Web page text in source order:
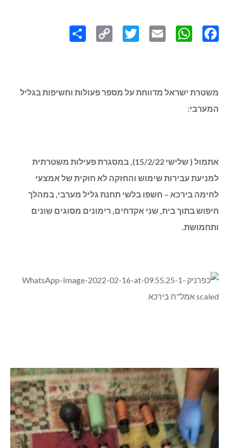
Link
משטרת ישראל מדווחת על מספר פעולות וחשיפות בגליל
המערבי:
אתמול ( שלישי 15/2/22), במסגרת פעילות משטרתית
למניעת עבירות שימוש והחזקה לא חוקית של אמצעי
לחימה בירכא – חשפו בלשי תחנת גליל מערבי, במהלך
חיפוש בתוך בית, שני אקדחים, רימונים מסוגים שונים
ותחמושת.